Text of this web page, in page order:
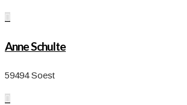

Anne Schulte
59494 Soest
